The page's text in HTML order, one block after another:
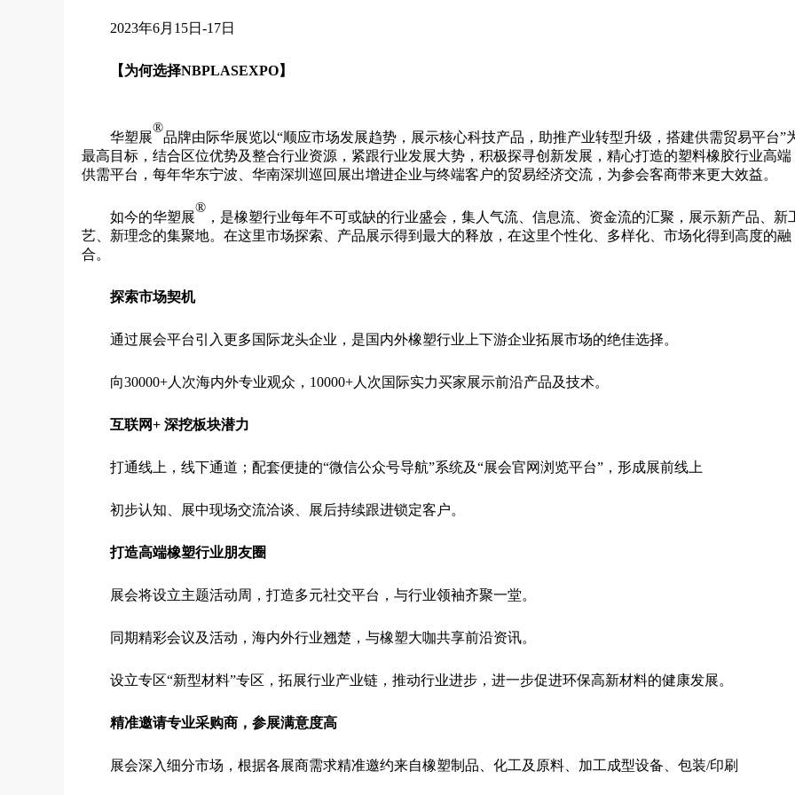
2023年6月15日-17日
【为何选择NBPLASEXPO】
华塑展
®
品牌由际华展览以“顺应市场发展趋势，展示核心科技产品，助推产业转型升级，搭建供需贸易平台”
最高目标，结合区位优势及整合行业资源，紧跟行业发展大势，积极探寻创新发展，精心打造的塑料橡胶行业高端
供需平台，每年华东宁波、华南深圳巡回展出增进企业与终端客户的贸易经济交流，为参会客商带来更大效益。
如今的华塑展
®
，是橡塑行业每年不可或缺的行业盛会，集人气流、信息流、资金流的汇聚，展示新产品、新
艺、新理念的集聚地。在这里市场探索、产品展示得到最大的释放，在这里个性化、多样化、市场化得到高度的融
合。
探索市场契机
通过展会平台引入更多国际龙头企业，是国内外橡塑行业上下游企业拓展市场的绝佳选择。
向30000+人次海内外专业观众，10000+人次国际实力买家展示前沿产品及技术。
互联网+ 深挖板块潜力
打通线上，线下通道；配套便捷的“微信公众号导航”系统及“展会官网浏览平台”，形成展前线上
初步认知、展中现场交流洽谈、展后持续跟进锁定客户。
打造高端橡塑行业朋友圈
展会将设立主题活动周，打造多元社交平台，与行业领袖齐聚一堂。
同期精彩会议及活动，海内外行业翘楚，与橡塑大咖共享前沿资讯。
设立专区“新型材料”专区，拓展行业产业链，推动行业进步，进一步促进环保高新材料的健康发展。
精准邀请专业采购商，参展满意度高
展会深入细分市场，根据各展商需求精准邀约来自橡塑制品、化工及原料、加工成型设备、包装/印刷